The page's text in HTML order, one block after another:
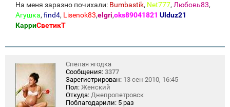
На меня заразно почихали: Bumbastik, Net777, Любовь83,
Агушка, find4, Lisenok83,elgri,oks89041821 Ulduz21
КарриСветикТ
Спелая ягодка
Сообщения: 3377
Зарегистрирован: 13 сен 2010, 16:45
Пол: Женский
Откуда: Днепропетровск
Поблагодарили: 5 раз